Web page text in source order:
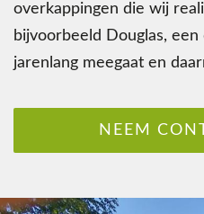
overkappingen die wij
bijvoorbeeld Douglas,
jarenlang meegaat en
NEEM